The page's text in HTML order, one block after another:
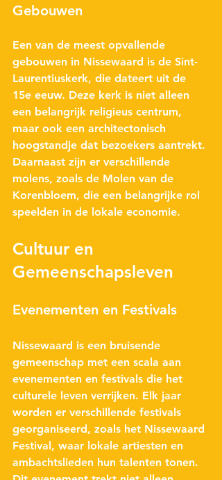
Gebouwen
Een van de meest opvallende
gebouwen in Nissewaard is de Sint-
Laurentiuskerk, die dateert uit de
15e eeuw. Deze kerk is niet alleen
een belangrijk religieus centrum,
maar ook een architectonisch
hoogstandje dat bezoekers aantrekt.
Daarnaast zijn er verschillende
molens, zoals de Molen van de
Korenbloem, die een belangrijke rol
speelden in de lokale economie.
Cultuur en
Gemeenschapsleven
Evenementen en Festivals
Nissewaard is een bruisende
gemeenschap met een scala aan
evenementen en festivals die het
culturele leven verrijken. Elk jaar
worden er verschillende festivals
georganiseerd, zoals het Nissewaard
Festival, waar lokale artiesten en
ambachtslieden hun talenten tonen.